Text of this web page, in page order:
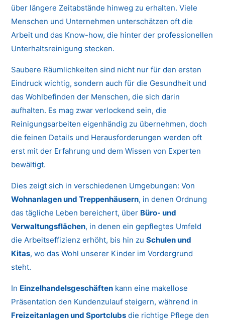
über längere Zeitabstände hinweg zu erhalten. Viele
Menschen und Unternehmen unterschätzen oft die
Arbeit und das Know-how, die hinter der professionellen
Unterhaltsreinigung stecken.
Saubere Räumlichkeiten sind nicht nur für den ersten
Eindruck wichtig, sondern auch für die Gesundheit und
das Wohlbefinden der Menschen, die sich darin
aufhalten. Es mag zwar verlockend sein, die
Reinigungsarbeiten eigenhändig zu übernehmen, doch
die feinen Details und Herausforderungen werden oft
erst mit der Erfahrung und dem Wissen von Experten
bewältigt.
Dies zeigt sich in verschiedenen Umgebungen: Von
Wohnanlagen und Treppenhäusern, in denen Ordnung
das tägliche Leben bereichert, über Büro- und
Verwaltungsflächen, in denen ein gepflegtes Umfeld
die Arbeitseffizienz erhöht, bis hin zuSchulen und
Kitas, wo das Wohl unserer Kinder im Vordergrund
steht.
In Einzelhandelsgeschäften kann eine makellose
Präsentation den Kundenzulauf steigern, während in
Freizeitanlagen und Sportclubs die richtige Pflege den